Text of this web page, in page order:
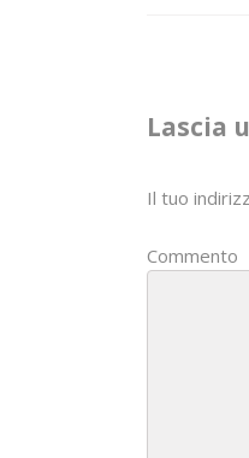
a
i
g
Lascia
Il tuo
Commento